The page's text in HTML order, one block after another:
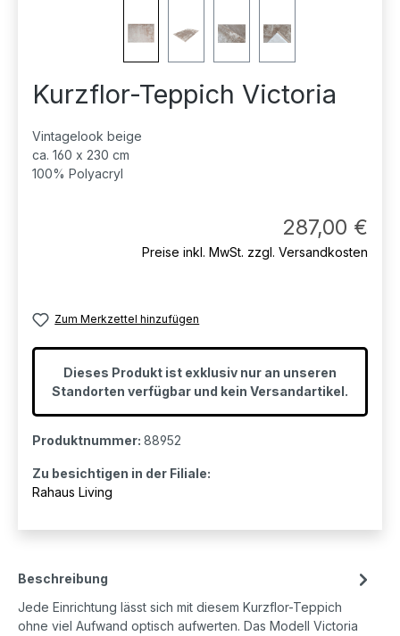
Kurzflor-Teppich Victoria
Vintagelook beige
ca. 160 x 230 cm
100% Polyacryl
287,00 €
Preise inkl. MwSt. zzgl. Versandkosten
Zum Merkzettel hinzufügen
Dieses Produkt ist exklusiv nur an unseren
Standorten verfügbar und kein Versandartikel.
Produktnummer: 88952
Zu besichtigen in der Filiale:
Rahaus Living
Beschreibung
Jede Einrichtung lässt sich mit diesem Kurzflor-Teppich
ohne viel Aufwand optisch aufwerten. Das Modell Victoria